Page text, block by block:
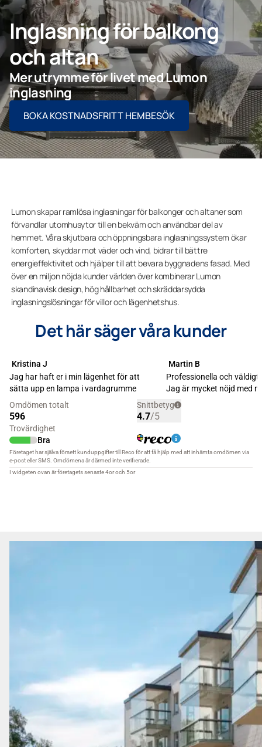
Företagskund
Lumonkoncernen
Inglasning för balkong
och altan
Mer utrymme för livet med Lumon
inglasning
BOKA KOSTNADSFRITT HEMBESÖK
Lumon skapar ramlösa inglasningar för balkonger och altaner som
förvandlar utomhusytor till en bekväm och användbar del av
hemmet. Våra skjutbara och öppningsbara inglasningssystem ökar
komforten, skyddar mot väder och vind, bidrar till bättre
energieffektivitet och hjälper till att bevara byggnadens fasad. Med
över en miljon nöjda kunder världen över kombinerar Lumon
skandinavisk design, hög hållbarhet och skräddarsydda
inglasningslösningar för villor och lägenhetshus.
Det här säger våra kunder